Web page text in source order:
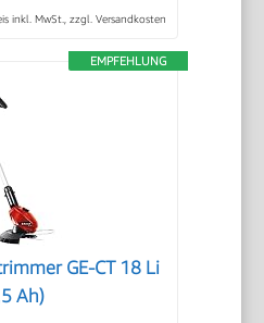
inkl. MwSt., zzgl. Versandkosten
EMPFEHLUNG
GE-CT 18 Li
Ah)